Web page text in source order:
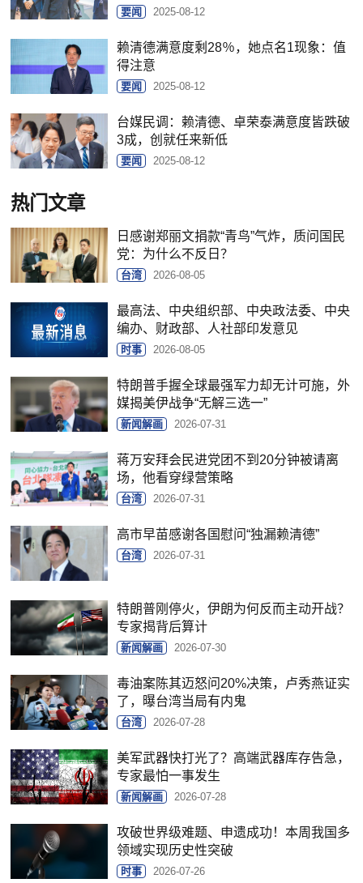
要闻 2025-08-12
赖清德满意度剩28％，她点名1现象：值
得注意
要闻 2025-08-12
台媒民调：赖清德、卓荣泰满意度皆跌破
3成，创就任来新低
要闻 2025-08-12
热门文章
日感谢郑丽文捐款“青鸟”气炸，质问国民
党：为什么不反日？
台湾 2026-08-05
最高法、中央组织部、中央政法委、中央
编办、财政部、人社部印发意见
时事 2026-08-05
特朗普手握全球最强军力却无计可施，外
媒揭美伊战争“无解三选一”
新闻解画 2026-07-31
蒋万安拜会民进党团不到20分钟被请离
场，他看穿绿营策略
台湾 2026-07-31
高市早苗感谢各国慰问“独漏赖清德”
台湾 2026-07-31
特朗普刚停火，伊朗为何反而主动开战？
专家揭背后算计
新闻解画 2026-07-30
毒油案陈其迈怒问20%决策，卢秀燕证实
了，曝台湾当局有内鬼
台湾 2026-07-28
美军武器快打光了？高端武器库存告急，
专家最怕一事发生
新闻解画 2026-07-28
攻破世界级难题、申遗成功！本周我国多
领域实现历史性突破
时事 2026-07-26